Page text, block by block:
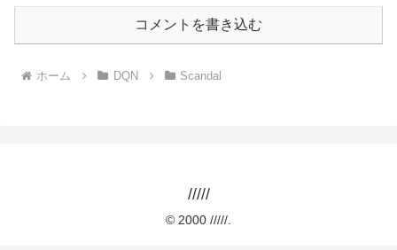
コメントを書き込む
ホーム DQN Scandal
/////
© 2000 /////.